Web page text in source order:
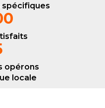
spécifiques
opérons
locale